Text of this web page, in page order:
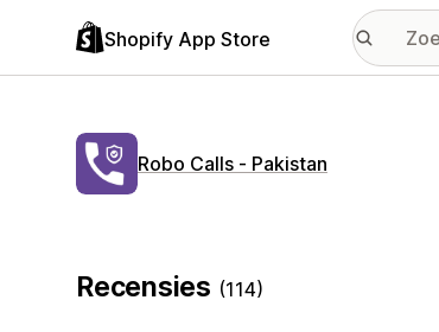
Shopify App Store
Robo Calls ‑ Pakistan
Recensies (114)